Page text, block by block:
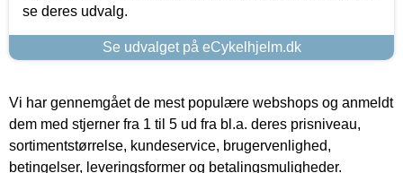
se deres udvalg.
Se udvalget på eCykelhjelm.dk
Vi har gennemgået de mest populære webshops og anmeldt
dem med stjerner fra 1 til 5 ud fra bl.a. deres prisniveau,
sortimentstørrelse, kundeservice, brugervenlighed,
betingelser, leveringsformer og betalingsmuligheder.